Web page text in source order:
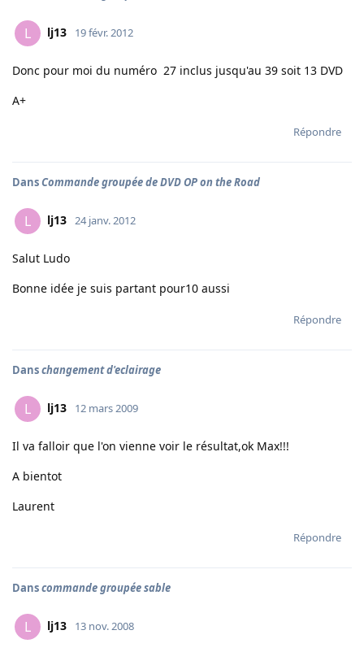
L lj13 19 févr. 2012
Donc pour moi du numéro 27 inclus jusqu'au 39 soit 13 DVD
A+
Répondre
DansCommande groupée de DVD OP on the Road
L lj13 24 janv. 2012
Salut Ludo
Bonne idée je suis partant pour10 aussi
Répondre
Danschangement d'eclairage
L lj13 12 mars 2009
Il va falloir que l'on vienne voir le résultat,ok Max!!!
A bientot
Laurent
Répondre
Danscommande groupée sable
L lj13 13 nov. 2008